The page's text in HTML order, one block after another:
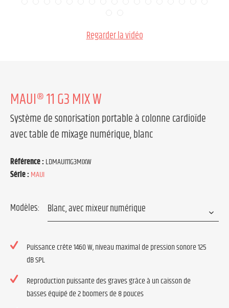
Regarder la vidéo
MAUI® 11 G3 MIX W
Système de sonorisation portable à colonne cardioïde
avec table de mixage numérique, blanc
Référence :LDMAUI11G3MIXW
Série :MAUI
Modèles:
Puissance crête 1460 W, niveau maximal de pression sonore 125
dB SPL
Reproduction puissante des graves grâce à un caisson de
basses équipé de 2 boomers de 8 pouces